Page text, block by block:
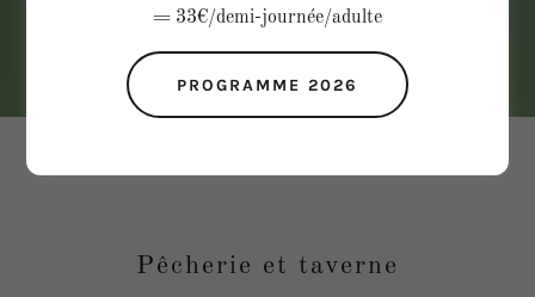
Pêcherie et taverne
= 33€/demi-journée/adulte
PROGRAMME 2026